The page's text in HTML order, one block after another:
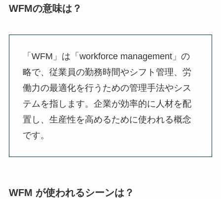
WFMの意味は？
「WFM」は「workforce management」の
略で、従業員の勤務時間やシフト管理、労
働力の最適化を行うための管理手法やシス
テムを指します。企業が効率的に人材を配
置し、生産性を高めるために使われる概念
です。
WFM が使われるシーンは？